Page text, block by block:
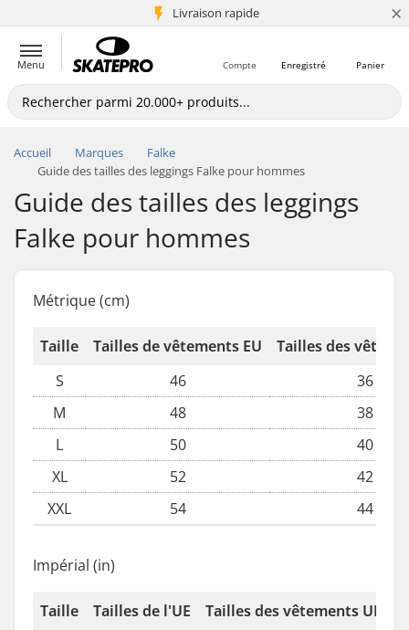
Livraison rapide
+5 mio de clients ×
Menu Panier
Enregistré
Compte
Accueil Marques
Falke
Guide des tailles des leggings Falke pour hommes
Guide des tailles des leggings
Falke pour hommes
Métrique (cm)
Taille Tailles de vêtements EU
Tailles des
S
46
36
M
48
38
L
50
40
XL
52
42
XXL
54 44
Impérial (in)
Taille Tailles de l'UE Tailles des vêtements UK